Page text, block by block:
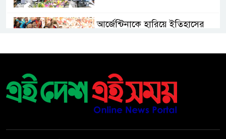
আর্জেন্টিনাকে হারিয়ে ইতিহাসের
রানার্সআপ হয়েও বীরের মর্যাদা,
আর্জেন্টিনায় সাধারণ ছুটি ঘোষণা